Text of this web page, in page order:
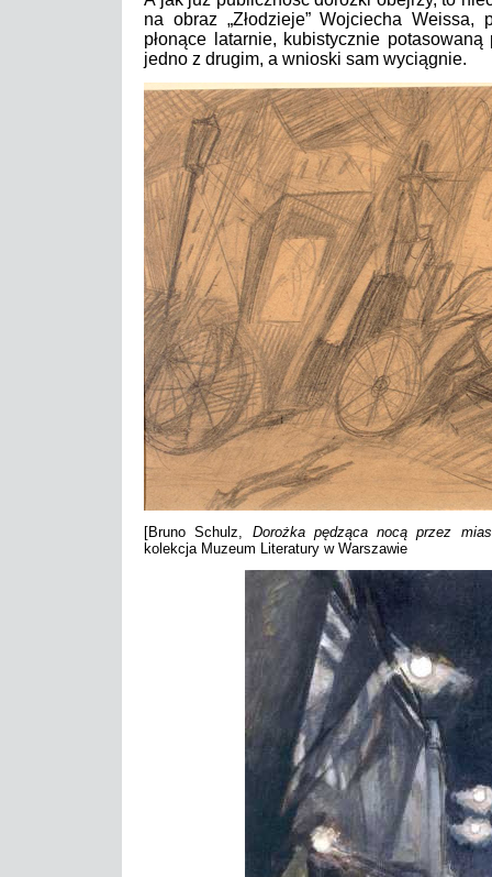
na obraz „Złodzieje” Wojciecha Weissa,
płonące latarnie, kubistycznie
jedno z drugim, a wnioski sam wyciągnie.
[Bruno Schulz, Dorożka pędząca nocą przez
kolekcja Muzeum Literatury w Warszawie